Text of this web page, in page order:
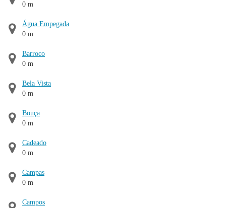
0 m
Água Empegada
0 m
Barroco
0 m
Bela Vista
0 m
Bouça
0 m
Cadeado
0 m
Campas
0 m
Campos